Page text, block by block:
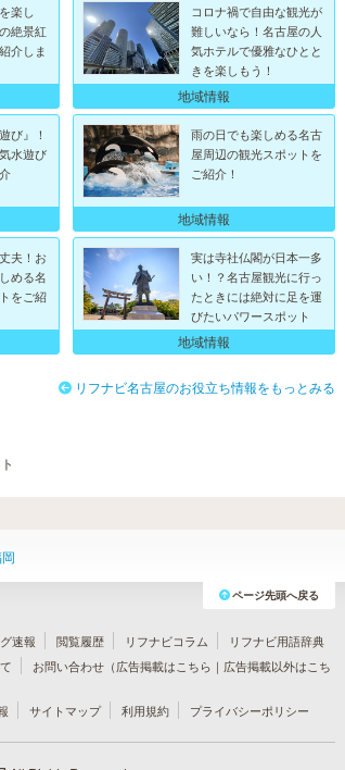
楽し
絶景紅
介しま
コロナ禍で自由な観光が
難しいなら！名古屋の人
気ホテルで優雅なひとと
きを楽しもう！
地域情報
び』！
水遊び
雨の日でも楽しめる名古
屋周辺の観光スポットを
ご紹介！
地域情報
夫！お
める名
をご紹
実は寺社仏閣が日本一多
い！？名古屋観光に行っ
たときには絶対に足を運
びたいパワースポット
地域情報
リフナビ名古屋のお役立ち情報をもっとみる
ページ先頭へ戻る
速報 閲覧履歴 リフナビコラム
リフナビ用語辞典
お問い合わせ（広告掲載はこちら ｜ 広告掲載以外はこち
サイトマップ 利用規約 プライバシーポリシー